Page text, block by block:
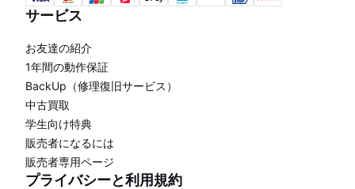
サービス
お友達の紹介
1年間の動作保証
BackUp（修理復旧サービス）
中古買取
学生向け特典
販売者になるには
販売者専用ページ
プライバシーと利用規約